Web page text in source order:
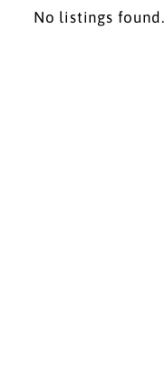
No listings found.